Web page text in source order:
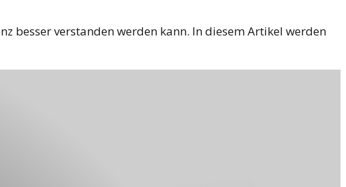
besser verstanden werden kann. In diesem Artikel werden